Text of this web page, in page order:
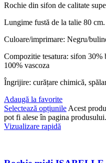
Rochie din sifon de calitate
Lungime fustă de la talie 80 cm.
Culoare/imprimare: Negru/
Compozitie tesatura: sifon 30%
100% vascoza
Îngrijire: curățare chimică,
Adaugă la favorite
Selectează opțiunile Acest
pot fi alese în pagina produsului.
Vizualizare rapidă